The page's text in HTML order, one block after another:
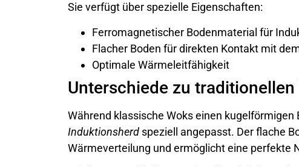
Sie verfügt über spezielle Eigenschaften:
Ferromagnetischer Bodenmaterial für
Flacher Boden für direkten Kontakt mit
Optimale Wärmeleitfähigkeit
Unterschiede zu
Während klassische Woks einen kugelförmigen
Induktionsherd speziell angepasst. Der flache
Wärmeverteilung und ermöglicht eine perfekte